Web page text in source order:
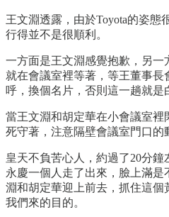
王文淵透露，由於Toyota的姿態
行得並不是很順利。
一方面是王文淵感覺抱歉，另一
就在會議室裡等著，等王董事
呼，換個名片，否則這一趟就是
當王文淵和胡定華在小會議室裡
死守著，注意隔壁會議室門口的
皇天不負苦心人，約過了20分
永慶一個人走了出來，臉上滿
淵和胡定華迎上前去，抓住這個
我們來的目的。